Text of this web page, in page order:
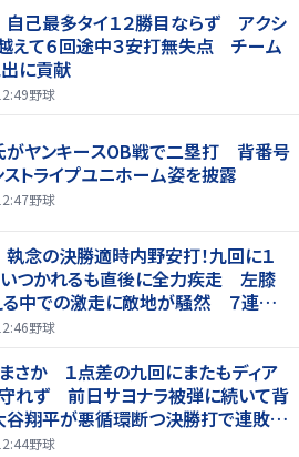
己最多タイ１２勝目ならず アクシ
えて６回途中３安打無失点 チーム
に貢献
野球
がヤンキースOB戦で二塁打 背番号
ストライプユニホーム姿を披露
野球
念の決勝適時内野安打！九回に１
いつかれるも直後に全力疾走 左膝
る中での激走に敵地が騒然 ７連敗
野球
さか １点差の九回にまたもディア
れず 前日サヨナラ被弾に続いて背
翔平が悪循環断つ決勝打で連敗は
野球